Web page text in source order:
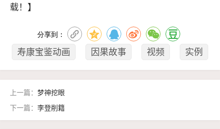
载！】
分享到：
寿康宝鉴动画 因果故事 视频 实例
上一篇： 梦神挖眼
下一篇： 李登削籍